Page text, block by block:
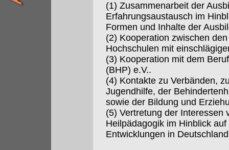
(1) Zusammenarbeit der
Erfahrungsaustausch im
Formen und Inhalte der
(2) Kooperation zwischen
Hochschulen mit
(3) Kooperation mit dem
(BHP) e.V..
(4) Kontakte zu Verbänden,
Jugendhilfe, der
sowie der Bildung und
(5) Vertretung der Interessen
Heilpädagogik im Hinblick
Entwicklungen in